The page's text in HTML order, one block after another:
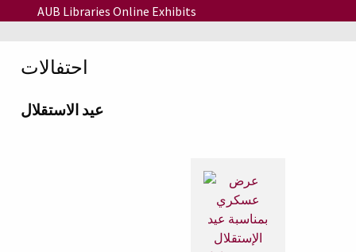
Skip to main content
AUB Libraries Online Exhibits
احتفالات